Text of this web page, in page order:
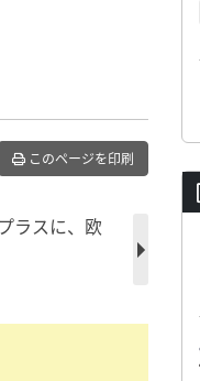
このページを印刷
ラスに、欧